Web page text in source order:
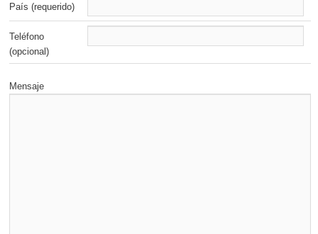
País (requerido)
Teléfono
(opcional)
Mensaje